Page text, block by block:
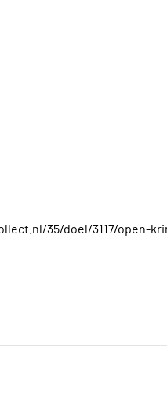
35/doel/3117/open-